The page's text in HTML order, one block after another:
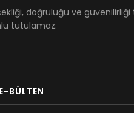
doğruluğu ve
tutulamaz.
E-BÜLTEN